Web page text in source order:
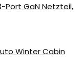
Port GaN Netzteil,
Winter Cabin